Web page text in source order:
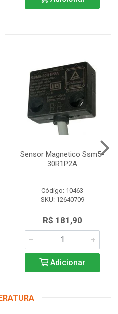
Sensor Magnetico Ssm5-
30R1P2A
Código: 10463
SKU: 12640709
R$ 181,90
Adicionar